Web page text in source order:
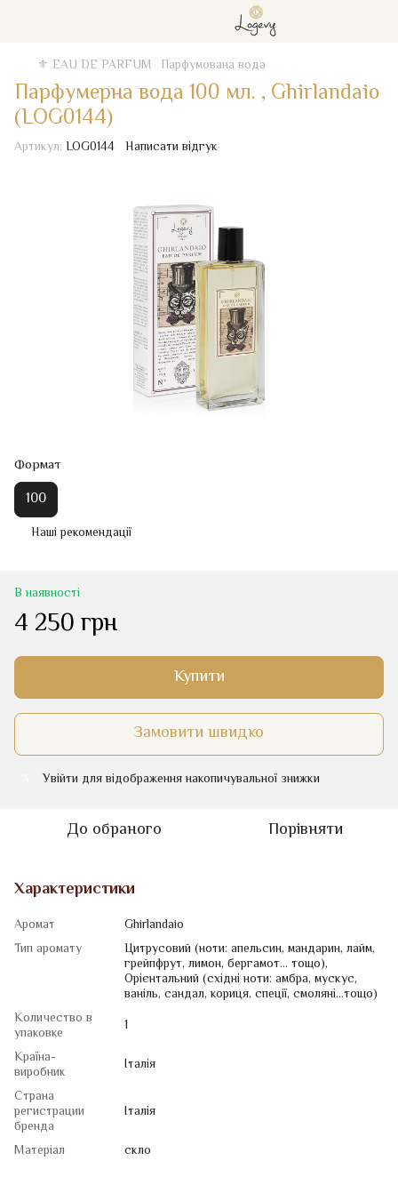
⚜️ EAU DE PARFUM Парфумована вода
Парфумерна вода 100 мл. , Ghirlandaio
(LOG0144)
Артикул: LOG0144 Написати відгук
Формат
100
Наші рекомендації
В наявності
4 250 грн
Купити
Замовити швидко
Увійти для відображення накопичувальної знижки
До обраного Порівняти
Характеристики
Аромат
Ghirlandaio
Тип аромату
Цитрусовий (ноти: апельсин, мандарин, лайм,
грейпфрут, лимон, бергамот... тощо),
Орієнтальний (східні ноти: амбра, мускус,
ваніль, сандал, кориця, спеції, смоляні...тощо)
Количество в
упаковке
1
Країна-
виробник
Італія
Страна
регистрации
бренда
Італія
Матеріал
скло